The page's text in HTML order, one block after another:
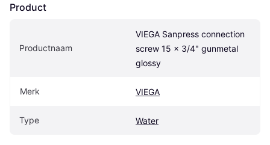
Product
Productnaam
VIEGA Sanpress connection
screw 15 x 3/4" gunmetal
glossy
Merk VIEGA
Type Water